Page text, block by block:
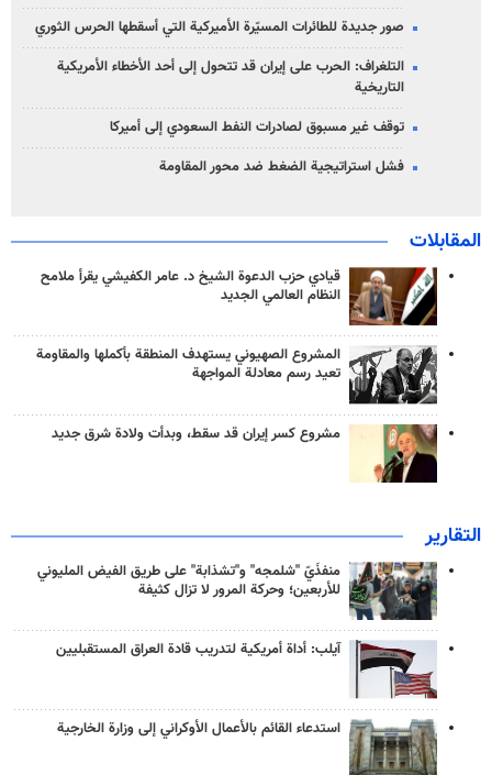
صور جديدة للطائرات المسيّرة الأميركية التي أسقطها الحرس الثوري
التلغراف: الحرب على إيران قد تتحول إلى أحد الأخطاء الأمريكية
التاريخية
توقف غير مسبوق لصادرات النفط السعودي إلى أميركا
فشل استراتيجية الضغط ضد محور المقاومة
المقابلات
قيادي حزب الدعوة الشيخ د. عامر الكفيشي يقرأ ملامح
النظام العالمي الجديد
المشروع الصهيوني يستهدف المنطقة بأكملها والمقاومة
تعيد رسم معادلة المواجهة
مشروع كسر إيران قد سقط، وبدأت ولادة شرق جديد
التقارير
منفذَيّ "شلمجه" و"تشذابة" على طريق الفيض المليوني
للأربعين؛ وحركة المرور لا تزال كثيفة
آيلب: أداة أمريكية لتدريب قادة العراق المستقبليين
استدعاء القائم بالأعمال الأوكراني إلى وزارة الخارجية